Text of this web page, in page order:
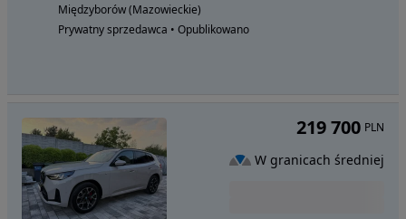
Międzyborów (Mazowieckie)
Prywatny sprzedawca • Opublikowano
219 700 PLN
W granicach średniej